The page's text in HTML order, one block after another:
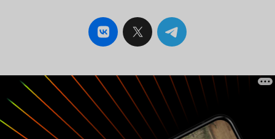
любой другой ситуации я бы раскритиковал
белые задники, н для пьесы такие условности
вполне простительны. Что ещё больше радует,
технику нельзя было не освоить. Сюжет
полностью состоит
из комичных сцен
. Рыжий
паренёк Петрушка, не желая учиться в
музыкальной школе, убегает от родителей
(которые почему-то пожилые, будто дедушка с
бабушкой). По пути он разоряет двух